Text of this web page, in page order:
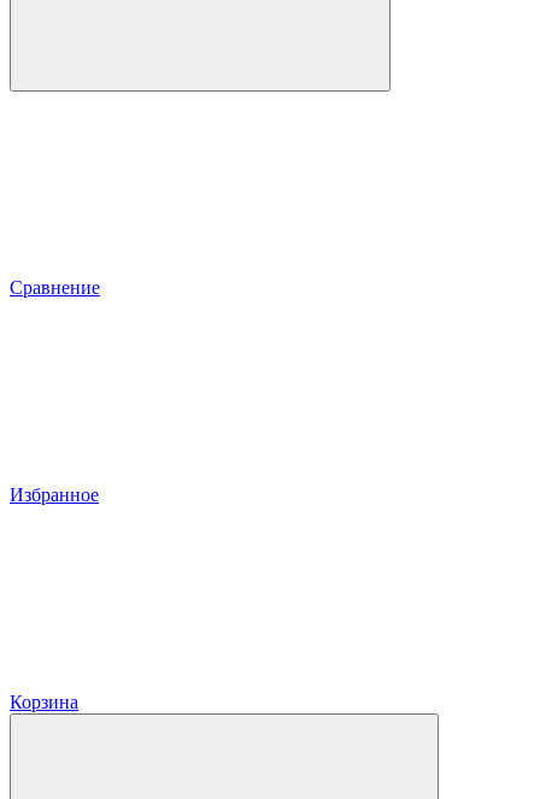
Сравнение
Избранное
Корзина